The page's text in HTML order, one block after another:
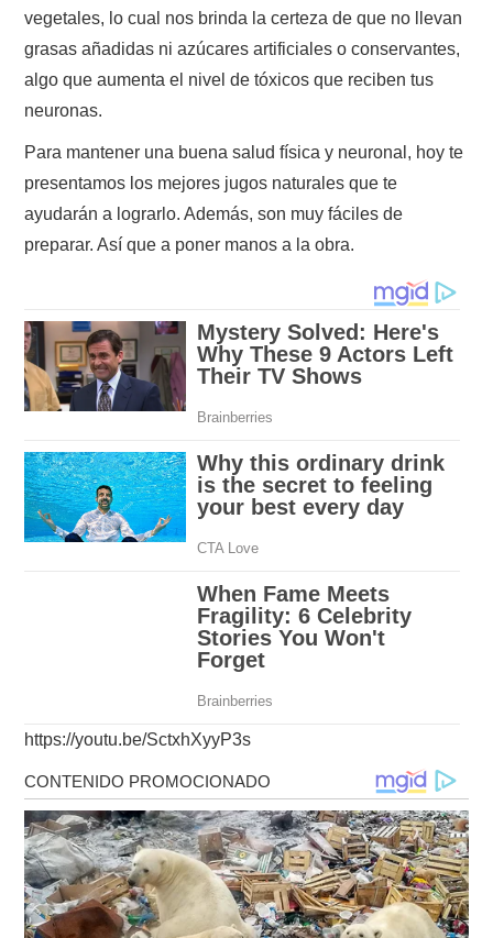
vegetales, lo cual nos brinda la certeza de que no llevan
grasas añadidas ni azúcares artificiales o conservantes,
algo que aumenta el nivel de tóxicos que reciben tus
neuronas.
Para mantener una buena salud física y neuronal, hoy te
presentamos los mejores jugos naturales que te
ayudarán a lograrlo. Además, son muy fáciles de
preparar. Así que a poner manos a la obra.
https://youtu.be/SctxhXyyP3s